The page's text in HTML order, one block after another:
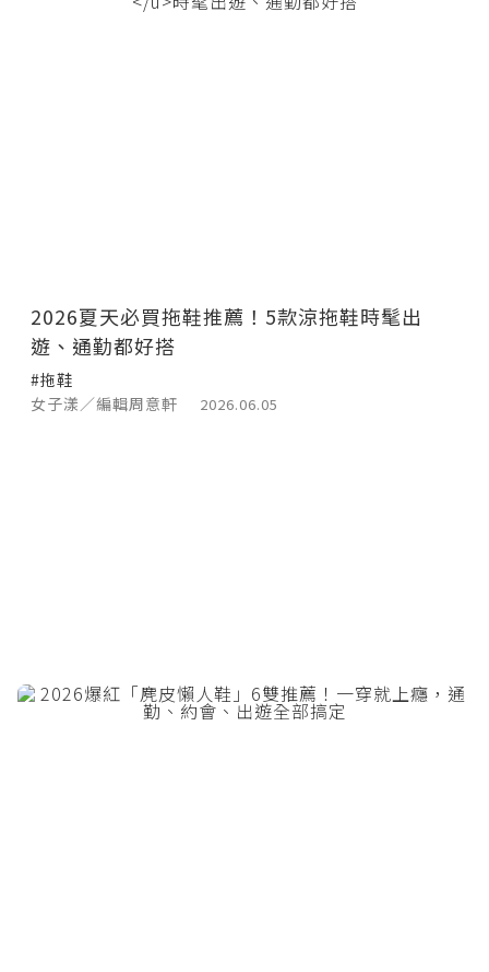
2026夏天必買拖鞋推薦！5款涼拖鞋時髦出
遊、通勤都好搭
#拖鞋
女子漾／編輯周意軒
2026.06.05